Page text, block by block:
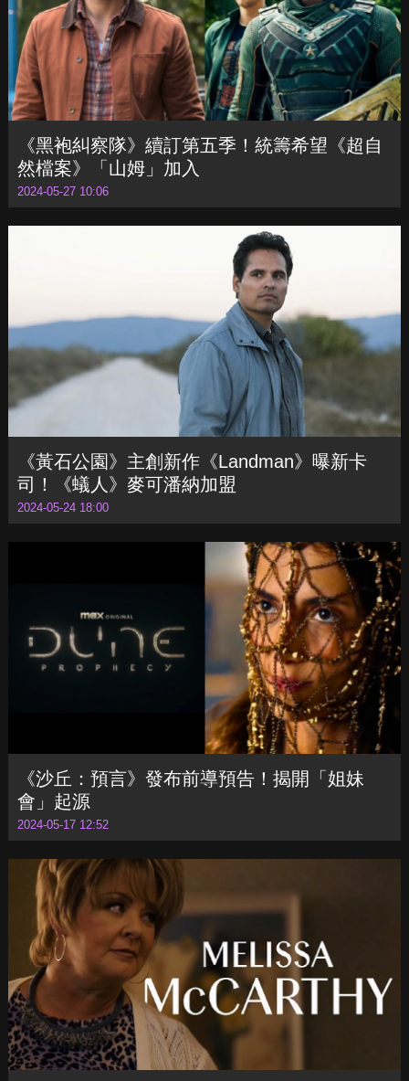
《黑袍糾察隊》續訂第五季！統籌希望《超自
《黃石公園》主創新作《Landman》曝新卡
司！《蟻人》麥可潘納加盟
2024-05-24 18:00
《沙丘：預言》發布前導預告！揭開「姐妹
會」起源
2024-05-17 12:52